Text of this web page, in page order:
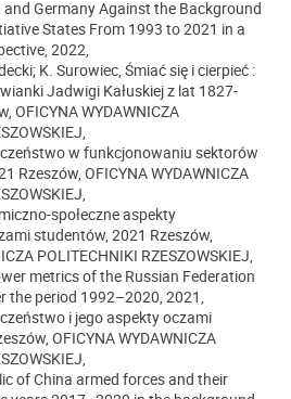
and Germany Against the Background
States From 1993 to 2021 in a
2022,
K. Surowiec, Śmiać się i cierpieć :
Jadwigi Kałuskiej z lat 1827-
OFICYNA WYDAWNICZA
w funkcjonowaniu sektorów
Rzeszów, OFICYNA WYDAWNICZA
społeczne aspekty
studentów, 2021 Rzeszów,
POLITECHNIKI RZESZOWSKIEJ,
metrics of the Russian Federation
the period 1992–2020, 2021,
i jego aspekty oczami
OFICYNA WYDAWNICZA
of China armed forces and their